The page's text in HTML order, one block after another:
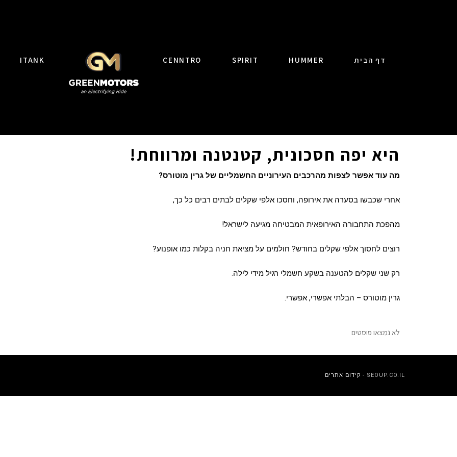
דף הבית HUMMER
SPIRIT
CENNTRO
ITANK
היא יפה חסכונית, קטנטנה ומרווחת!
מה עוד אפשר לצפות מהרכבים העירוניים החשמליים של גרין מוטורס?
אחרי שכבשו בסערה את אירופה, וחסכו אלפי שקלים לבתים רבים כל כך,
מהפכת התחבורה האירופאית המבטיחה מגיעה לישראל!
רוצים לחסוך אלפי שקלים בחודש? חולמים על מציאת חניה בקלות כמו אופנוע?
רק שני שקלים להטענה בשקע חשמלי רגיל מידי לילה.
גרין מוטורס – הבלתי אפשרי, אפשרי.
לא נמצאו פוסטים
SEOUP.CO.IL - קידום אתרים